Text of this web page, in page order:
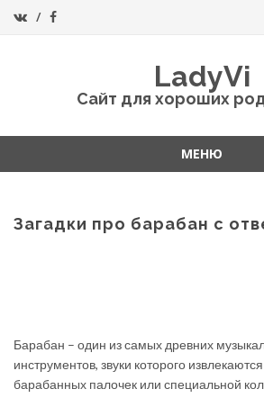
LadyVi
Сайт для хороших
МЕНЮ
содержанию
Загадки про барабан с
Барабан – один из самых древних
инструментов, звуки которого
барабанных палочек или специальной